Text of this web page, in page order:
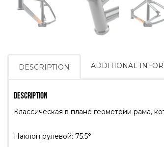
DESCRIPTION ADDITIONAL
DESCRIPTION
Классическая в плане геометрии рама,
Наклон рулевой: 75.5°